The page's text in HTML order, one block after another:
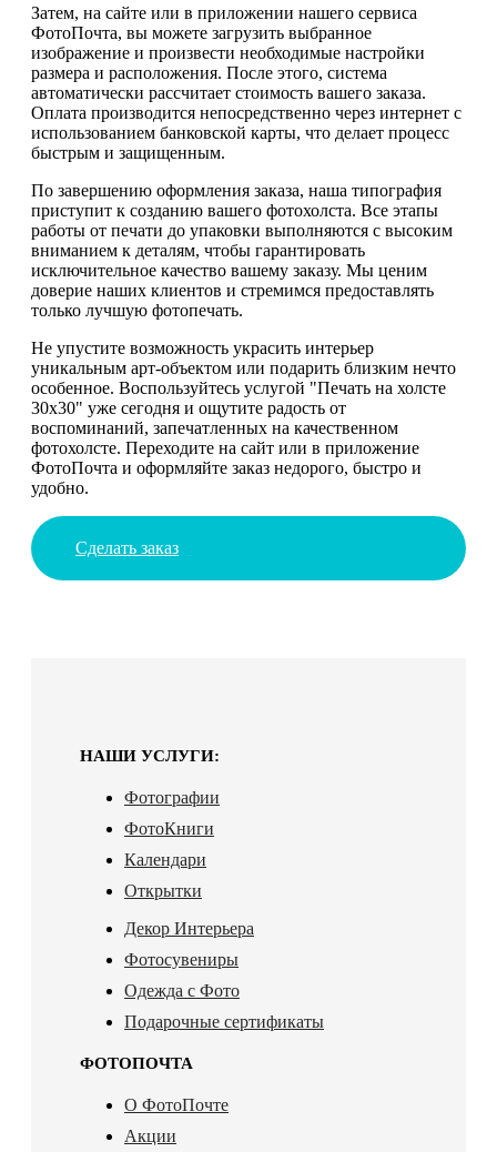
Затем, на сайте или в приложении нашего сервиса
ФотоПочта, вы можете загрузить выбранное
изображение и произвести необходимые настройки
размера и расположения. После этого, система
автоматически рассчитает стоимость вашего заказа.
Оплата производится непосредственно через интернет с
использованием банковской карты, что делает процесс
быстрым и защищенным.
По завершению оформления заказа, наша типография
приступит к созданию вашего фотохолста. Все этапы
работы от печати до упаковки выполняются с высоким
вниманием к деталям, чтобы гарантировать
исключительное качество вашему заказу. Мы ценим
доверие наших клиентов и стремимся предоставлять
только лучшую фотопечать.
Не упустите возможность украсить интерьер
уникальным арт-объектом или подарить близким нечто
особенное. Воспользуйтесь услугой "Печать на холсте
30х30" уже сегодня и ощутите радость от
воспоминаний, запечатленных на качественном
фотохолсте. Переходите на сайт или в приложение
ФотоПочта и оформляйте заказ недорого, быстро и
удобно.
Сделать заказ
НАШИ УСЛУГИ:
Фотографии
ФотоКниги
Календари
Открытки
Декор Интерьера
Фотосувениры
Одежда с Фото
Подарочные сертификаты
ФОТОПОЧТА
О ФотоПочте
Акции